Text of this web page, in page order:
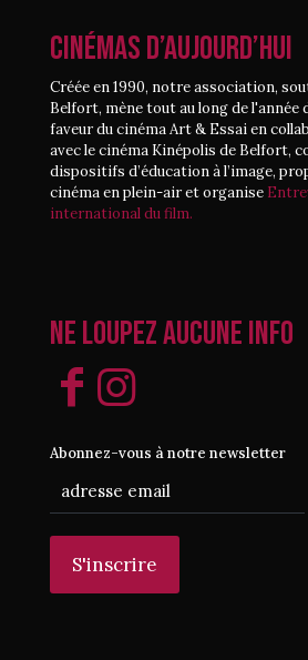
CINÉMAS D’AUJOURD’HUI
Créée en 1990, notre association,
Belfort, mène tout au long de l'année
faveur du cinéma Art & Essai en
avec le cinéma Kinépolis de Belfort,
dispositifs d’éducation à l’image,
cinéma en plein-air et organise
international du film.
Ne loupez aucune info
Abonnez-vous à notre newsletter